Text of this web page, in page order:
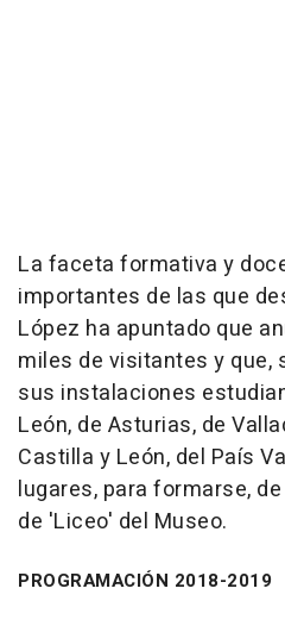
La faceta formativa y
importantes de las que
López ha apuntado que
miles de visitantes y que,
sus instalaciones
León, de Asturias, de
Castilla y León, del País
lugares, para formarse,
de 'Liceo' del Museo.
PROGRAMACIÓN 2018-2019